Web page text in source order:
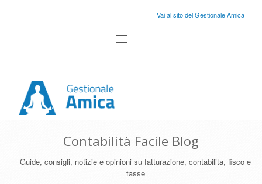
Vai al sito del Gestionale Amica
Toggle
Contabilità Facile Blog
Guide, consigli, notizie e opinioni su fatturazione, contabilita, fisco e
tasse